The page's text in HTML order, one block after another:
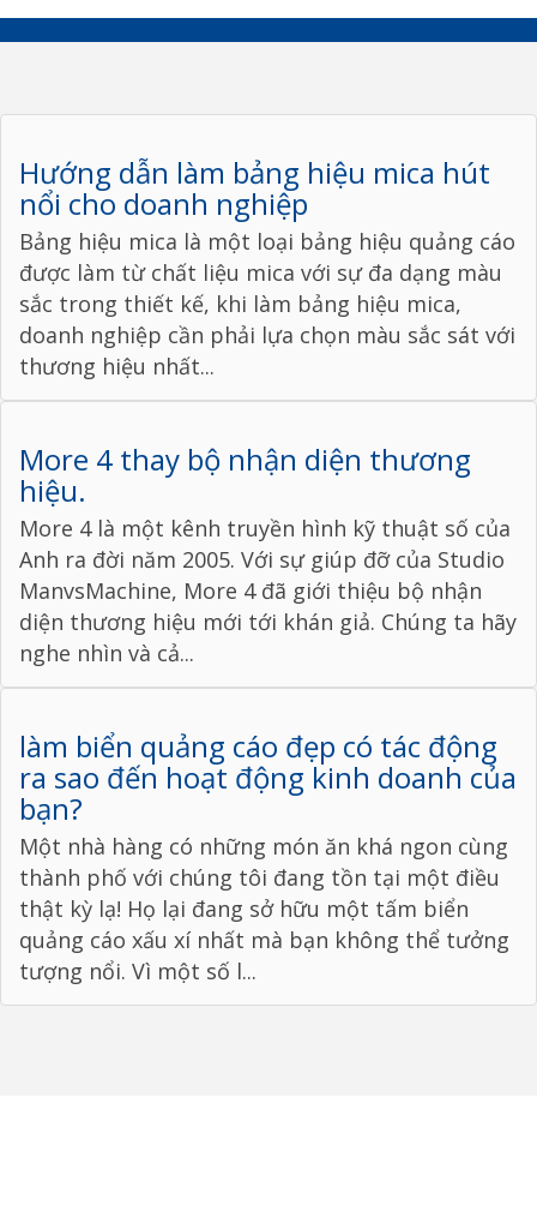
Hướng dẫn làm bảng hiệu mica hút
nổi cho doanh nghiệp
Bảng hiệu mica là một loại bảng hiệu quảng cáo
được làm từ chất liệu mica với sự đa dạng màu
sắc trong thiết kế, khi làm bảng hiệu mica,
doanh nghiệp cần phải lựa chọn màu sắc sát với
thương hiệu nhất...
More 4 thay bộ nhận diện thương
hiệu.
More 4 là một kênh truyền hình kỹ thuật số của
Anh ra đời năm 2005. Với sự giúp đỡ của Studio
ManvsMachine, More 4 đã giới thiệu bộ nhận
diện thương hiệu mới tới khán giả. Chúng ta hãy
nghe nhìn và cả...
làm biển quảng cáo đẹp có tác động
ra sao đến hoạt động kinh doanh của
bạn?
Một nhà hàng có những món ăn khá ngon cùng
thành phố với chúng tôi đang tồn tại một điều
thật kỳ lạ! Họ lại đang sở hữu một tấm biển
quảng cáo xấu xí nhất mà bạn không thể tưởng
tượng nổi. Vì một số l...